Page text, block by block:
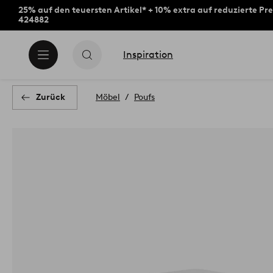
25% auf den teuersten Artikel* + 10% extra auf reduzierte
424882
Inspiration
Zurück Möbel Poufs